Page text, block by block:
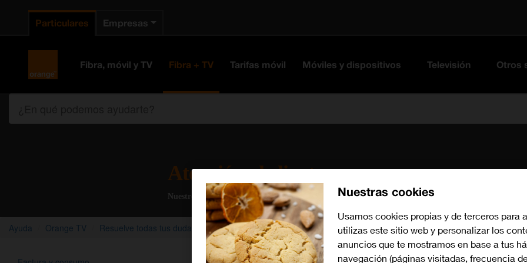
Particulares
Empresas
Fibra, móvil y TV Fibra + TV Tarifas móvil Móviles y dispositivos Televisión Otros
Atención al cliente
Nuestros agentes solucionan cualquier duda en el chat Mi Orange
Ayuda Orange TV Resuelve todas tus dudas sobre Netflix con Orange Resuelve todas tus dudas sobre tu suscripción Netflix con
Nuestras cookies
Usamos cookies propias y de terceros para
utilizas este sitio web y personalizar los
anuncios que te mostramos en base a tus
navegación (páginas visitadas, frecuencia